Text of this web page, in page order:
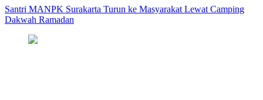
Santri MANPK Surakarta Turun ke Masyarakat Lewat Camping
Dakwah Ramadan